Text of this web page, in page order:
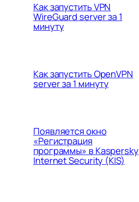
Как запустить VPN
WireGuard server за 1
минуту
Как запустить OpenVPN
server за 1 минуту
Появляется окно
«Регистрация
программы» в Kaspersky
Internet Security (KIS)